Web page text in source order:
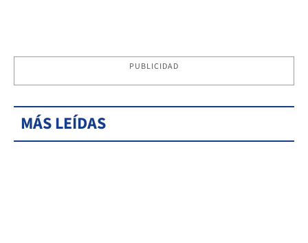
PUBLICIDAD
MÁS LEÍDAS